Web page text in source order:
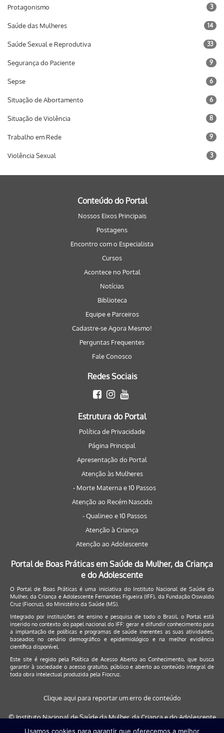
Protagonismo 3
Saúde das Mulheres 14
Saúde Sexual e Reprodutiva 33
Segurança do Paciente 9
Sepse 6
Situação de Abortamento 6
Situação de Violência 8
Trabalho em Rede 9
Violência Sexual 3
Conteúdo do Portal
Nossos Eixos Principais
Postagens
Encontro com o Especialista
Cursos
Acontece no Portal
Notícias
Biblioteca
Equipe e Parceiros
Cadastre-se Agora Mesmo!
Perguntas Frequentes
Fale Conosco
Redes Sociais
Estrutura do Portal
Política de Privacidade
Página Principal
Apresentação do Portal
Atenção às Mulheres
- Morte Materna e 10 Passos
Atenção ao Recém Nascido
- Qualineo e 10 Passos
Atenção à Criança
Atenção ao Adolescente
Portal de Boas Práticas em Saúde da Mulher, da Criança
e do Adolescente
O Portal de Boas Práticas é uma iniciativa do Instituto Nacional de Saúde da
Mulher, da Criança e Adolescente Fernandes Figueira (IFF), da Fundação Oswaldo
Cruz (Fiocruz), do Ministério da Saúde (MS).
Integrado por instituições de ensino e pesquisa de todo o Brasil, o Portal está
inserido no contexto do papel nacional do IFF: gerar e difundir conhecimento para
a implantação de políticas e programas de saúde inerentes as suas atividades,
baseados no cenário demográfico e epidemiológico e na melhor evidência
científica disponível.
Este site é regido pela Política de Acesso Aberto ao Conhecimento, que busca
garantir à sociedade o acesso gratuito, público e aberto ao conteúdo integral de
toda obra intelectual produzida pela Fiocruz.
Clique aqui para reportar um erro de conteúdo
© Instituto Nacional de Saúde da Mulher, da Criança e do Adolescente
Usamos cookies para garantir que oferecemos a melhor